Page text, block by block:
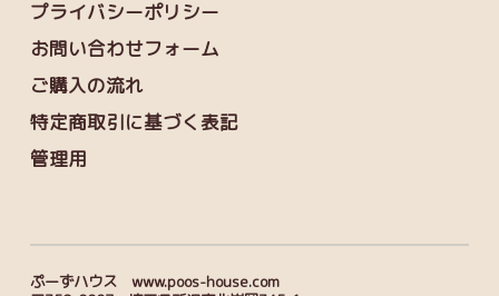
プライバシーポリシー
お問い合わせフォーム
ご購入の流れ
特定商取引に基づく表記
管理用
ぷーずハウス www.poos-house.com